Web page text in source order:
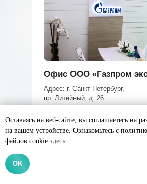
Адрес: г. Санкт-Петербург,
пр. Литейный, д. 26
Офис ООО «Газпром
Срок реализации:
2 месяца;
Стоимость проекта:
За 9 лет работы
проектов
Оставаясь на веб-сайте, вы соглашаетесь на
на вашем устройстве. Ознакомьтесь с
файлов cookie здесь.
OK